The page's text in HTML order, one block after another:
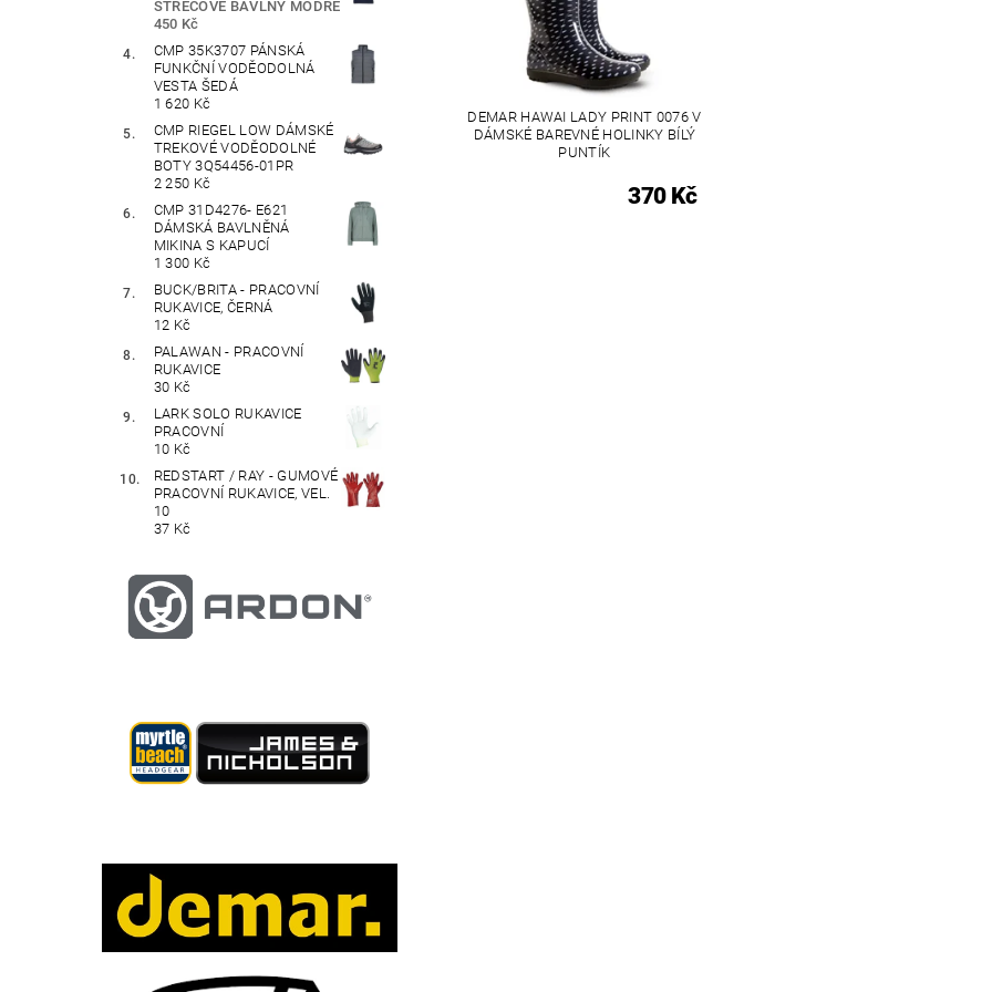
STREČOVÉ BAVLNY MODRÉ
450 Kč
CMP 35K3707 PÁNSKÁ
FUNKČNÍ VODĚODOLNÁ
VESTA ŠEDÁ
1 620 Kč
CMP RIEGEL LOW DÁMSKÉ
TREKOVÉ VODĚODOLNÉ
BOTY 3Q54456-01PR
2 250 Kč
CMP 31D4276- E621
DÁMSKÁ BAVLNĚNÁ
MIKINA S KAPUCÍ
1 300 Kč
BUCK/BRITA - PRACOVNÍ
RUKAVICE, ČERNÁ
12 Kč
PALAWAN - PRACOVNÍ
RUKAVICE
30 Kč
LARK SOLO RUKAVICE
PRACOVNÍ
10 Kč
REDSTART / RAY - GUMOVÉ
PRACOVNÍ RUKAVICE, VEL.
10
37 Kč
DEMAR HAWAI LADY PRINT 0076 V
DÁMSKÉ BAREVNÉ HOLINKY BÍLÝ
PUNTÍK
370 Kč